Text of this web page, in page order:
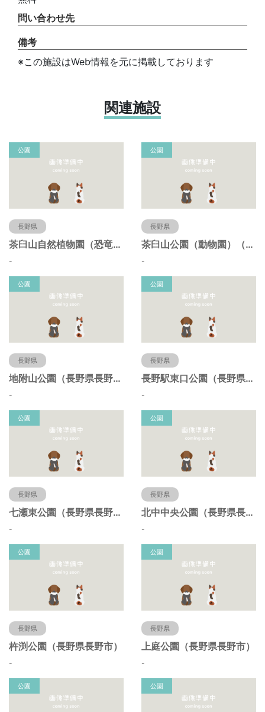
問い合わせ先
備考
※この施設はWeb情報を元に掲載しております
関連施設
公園
長野県
茶臼山自然植物園（恐竜園）（長野県長野市）
-
公園
長野県
茶臼山公園（動物園）（長野県長野市）
-
公園
長野県
地附山公園（長野県長野市）
-
公園
長野県
長野駅東口公園（長野県長野市）
-
公園
長野県
七瀬東公園（長野県長野市）
-
公園
長野県
北中中央公園（長野県長野市）
-
公園
長野県
杵渕公園（長野県長野市）
-
公園
長野県
上庭公園（長野県長野市）
-
公園 公園